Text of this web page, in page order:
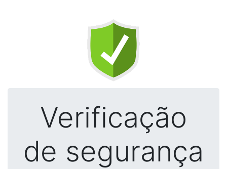
Verificação
de segurança